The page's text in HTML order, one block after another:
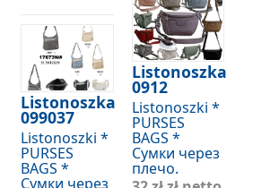
Listonoszka
099037
Listonoszki *
PURSES
BAGS *
Сумки через
Listonoszka
0912
Listonoszki *
PURSES
BAGS *
Сумки через
плечо.